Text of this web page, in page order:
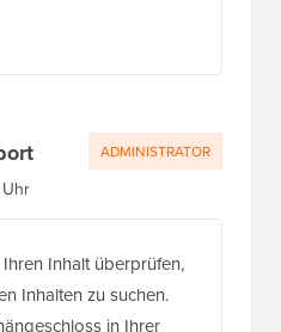
Inhalt überprüfen,
Inhalten zu suchen.
in Ihrer
ADMINISTRATOR